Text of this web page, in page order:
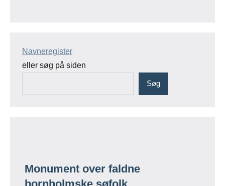
Navneregister
eller søg på siden
Søg
Monument over faldne